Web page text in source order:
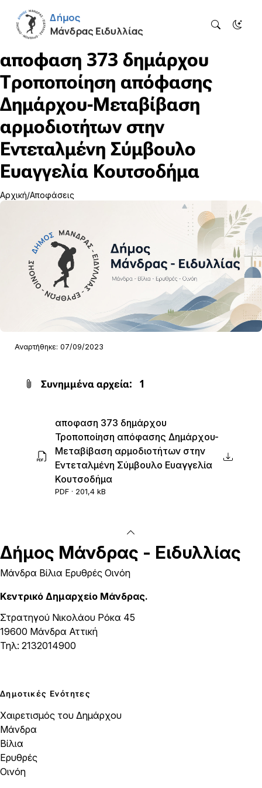
αποφαση 373 δημάρχου
Τροποποίηση απόφασης
Δημάρχου-Μεταβίβαση
αρμοδιοτήτων στην
Εντεταλμένη Σύμβουλο
Ευαγγελία Κουτσοδήμα
Αρχική Αποφάσεις
Αναρτήθηκε: 07/09/2023
Συνημμένα αρχεία: 1
αποφαση 373 δημάρχου
Τροποποίηση απόφασης Δημάρχου-
Μεταβίβαση αρμοδιοτήτων στην
Εντεταλμένη Σύμβουλο Ευαγγελία
Κουτσοδήμα
PDF · 201,4 kB
Δήμος Μάνδρας - Ειδυλλίας
Μάνδρα Βίλια Ερυθρές Οινόη
Κεντρικό Δημαρχείο Μάνδρας.
Στρατηγού Νικολάου Ρόκα 45
19600 Μάνδρα Αττική
Τηλ: 2132014900
Δημοτικές Ενότητες
Χαιρετισμός του Δημάρχου
Μάνδρα
Βίλια
Ερυθρές
Οινόη